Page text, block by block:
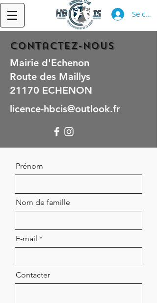
Se
Contactez-nous
Mairie d'Echenon
Route des Maillys
21170 ECHENON
licence-hbcis@outlook.fr
Prénom
Nom de famille
E-mail
Contacter